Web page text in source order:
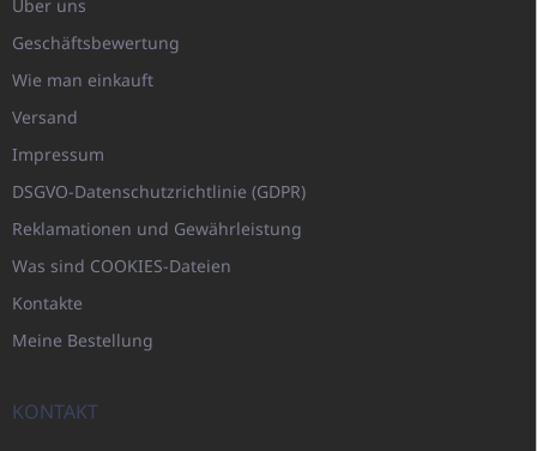
Über uns
Geschäftsbewertung
Wie man einkauft
Versand
Impressum
DSGVO-Datenschutzrichtlinie (GDPR)
Reklamationen und Gewährleistung
Was sind COOKIES-Dateien
Kontakte
Meine Bestellung
KONTAKT